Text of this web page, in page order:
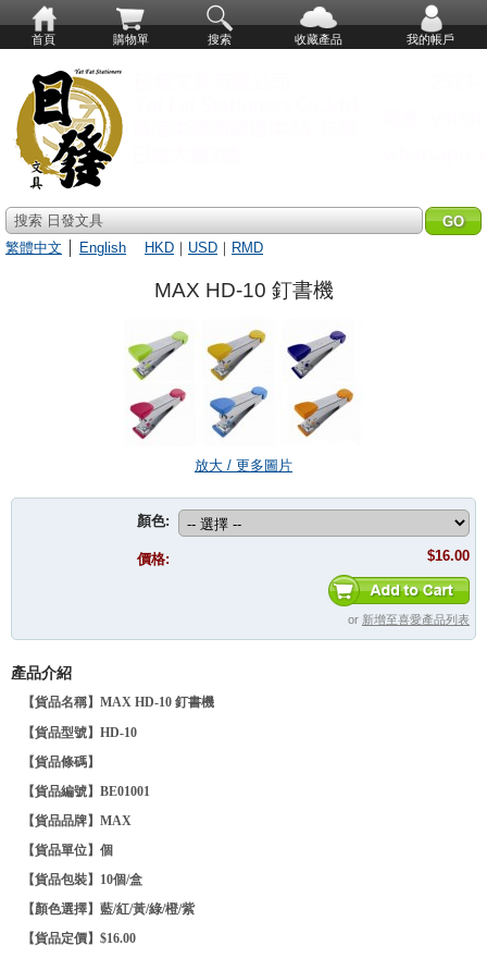
首頁 購物單 搜索 收藏產品 我的帳戶
搜索 日發文具
繁體中文
English HKD ｜ USD ｜ RMD
MAX HD-10 釘書機
放大 / 更多圖片
顏色:
價格: $16.00
or 新增至喜愛產品列表
產品介紹
【貨品名稱】MAX HD-10 釘書機
【貨品型號】HD-10
【貨品條碼】
【貨品編號】BE01001
【貨品品牌】 MAX
【貨品單位】個
【貨品包裝】10個/盒
【顏色選擇】藍/紅/黃/綠/橙/紫
【貨品定價】$16.00